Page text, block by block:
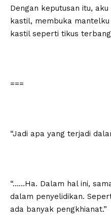
Dengan keputusan itu,
kastil, membuka
kastil seperti tikus
===
“Jadi apa yang terjadi
“……Ha. Dalam hal ini,
dalam penyelidikan.
ada banyak pengkhianat.”